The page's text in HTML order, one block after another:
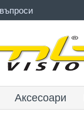
Аксесоари